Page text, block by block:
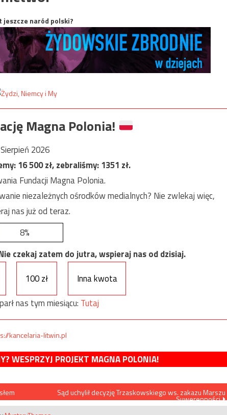
jeszcze naród polski?
Magna Polonia!
Sierpień 2026
16 500zł, zebraliśmy:1351 zł.
Fundacji Magna Polonia.
niezależnych ośrodków medialnych? Nie zwlekaj więc,
nas już od teraz.
8%
czekaj zatem do jutra, wspieraj nas od dzisiaj.
100 zł
Inna kwota
nas tym miesiącu: Tutaj
kancelaria-litwin.pl
WESPRZYJ PROJEKT MAGNA POLONIA!
Sąd uchylił decyzję Trzaskowskiego ws. zakazu Marszu
Suwerenności